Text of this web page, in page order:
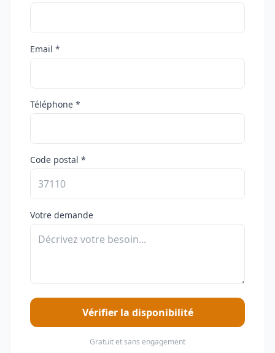
Email *
Téléphone *
Code postal *
Votre demande
Vérifier la disponibilité
Gratuit et sans engagement